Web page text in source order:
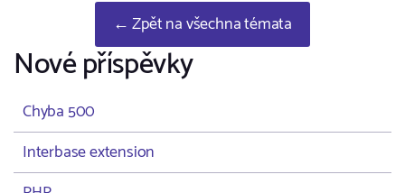
← Zpět na všechna témata
Nové příspěvky
Chyba 500
Interbase extension